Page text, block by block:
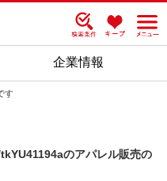
企業情報
す
のアパレル販売の